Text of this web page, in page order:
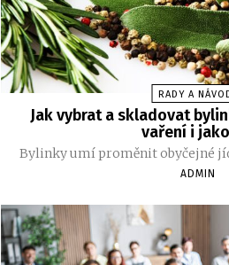
RADY A
Jak vybrat a skladovat
vaření i
Bylinky umí proměnit obyčejné
ADMIN